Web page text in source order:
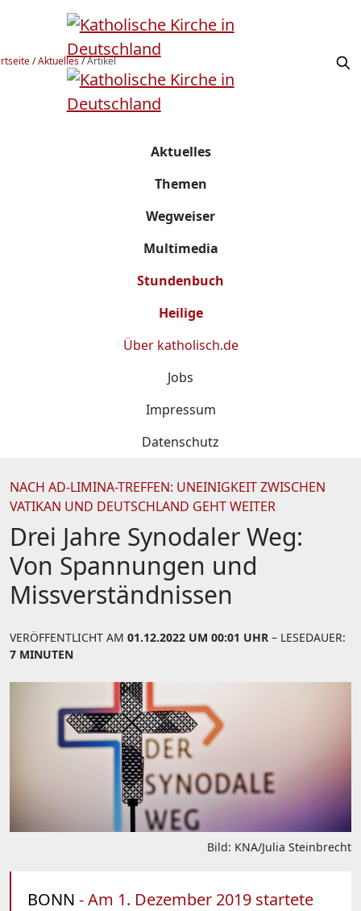
/Aktuelles/Artikel
Aktuelles
Themen
Wegweiser
Multimedia
Stundenbuch
Heilige
Über katholisch.de
Jobs
Impressum
Datenschutz
NACH AD-LIMINA-TREFFEN: UNEINIGKEIT ZWISCHEN
VATIKAN UND DEUTSCHLAND GEHT WEITER
Drei Jahre Synodaler Weg:
Von Spannungen und
Missverständnissen
VERÖFFENTLICHT AM 01.12.2022 UM 00:01 UHR – LESEDAUER:
7 MINUTEN
Bild: KNA/Julia Steinbrecht
BONN - Am 1. Dezember 2019 startete